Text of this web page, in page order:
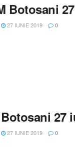
Botosani
27 IUNIE 2019 0
27
27 IUNIE 2019 0